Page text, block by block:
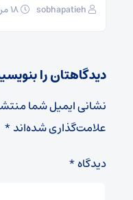
sobhapatieh
دیدگاهتان را
نشانی ایمیل شما
علامت‌گذاری شده‌اند*
دیدگاه*